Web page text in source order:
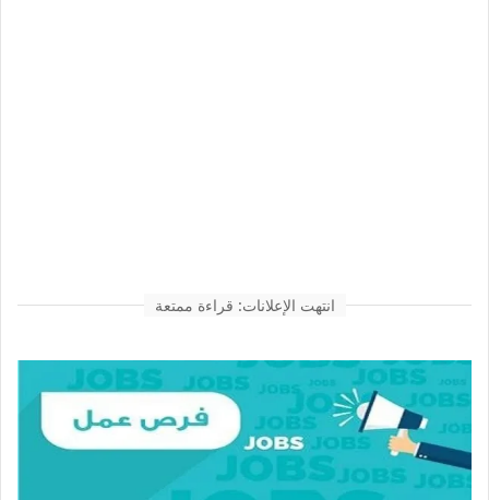
انتهت الإعلانات: قراءة ممتعة